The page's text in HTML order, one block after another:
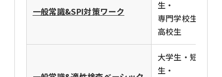
一般常識&SPI対策ワーク
生・
専門学校生・
高校生
大学生・短大
生・